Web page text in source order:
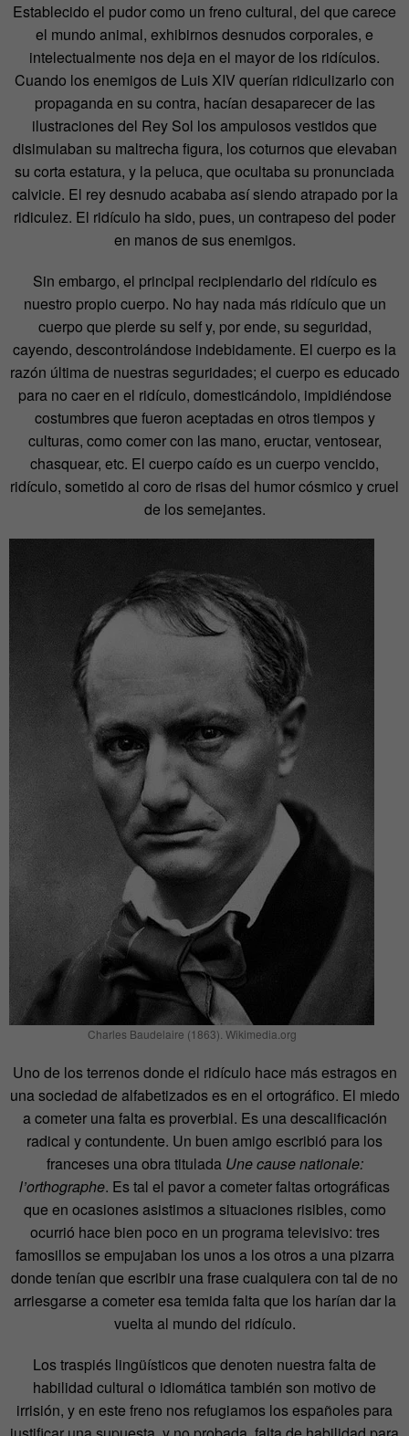
Establecido el pudor como un freno cultural, del que carece
el mundo animal, exhibirnos desnudos corporales, e
intelectualmente nos deja en el mayor de los ridículos.
Cuando los enemigos de Luis XIV querían ridiculizarlo con
propaganda en su contra, hacían desaparecer de las
ilustraciones del Rey Sol los ampulosos vestidos que
disimulaban su maltrecha figura, los coturnos que elevaban
su corta estatura, y la peluca, que ocultaba su pronunciada
calvicie. El rey desnudo acababa así siendo atrapado por la
ridiculez. El ridículo ha sido, pues, un contrapeso del poder
en manos de sus enemigos.
Sin embargo, el principal recipiendario del ridículo es
nuestro propio cuerpo. No hay nada más ridículo que un
cuerpo que pierde su self y, por ende, su seguridad,
cayendo, descontrolándose indebidamente. El cuerpo es la
razón última de nuestras seguridades; el cuerpo es educado
para no caer en el ridículo, domesticándolo, impidiéndose
costumbres que fueron aceptadas en otros tiempos y
culturas, como comer con las mano, eructar, ventosear,
chasquear, etc. El cuerpo caído es un cuerpo vencido,
ridículo, sometido al coro de risas del humor cósmico y cruel
de los semejantes.
Charles Baudelaire (1863). Wikimedia.org
Uno de los terrenos donde el ridículo hace más estragos en
una sociedad de alfabetizados es en el ortográfico. El miedo
a cometer una falta es proverbial. Es una descalificación
radical y contundente. Un buen amigo escribió para los
franceses una obra titulada Une cause nationale:
l’orthographe. Es tal el pavor a cometer faltas ortográficas
que en ocasiones asistimos a situaciones risibles, como
ocurrió hace bien poco en un programa televisivo: tres
famosillos se empujaban los unos a los otros a una pizarra
donde tenían que escribir una frase cualquiera con tal de no
arriesgarse a cometer esa temida falta que los harían dar la
vuelta al mundo del ridículo.
Los traspiés lingüísticos que denoten nuestra falta de
habilidad cultural o idiomática también son motivo de
irrisión, y en este freno nos refugiamos los españoles para